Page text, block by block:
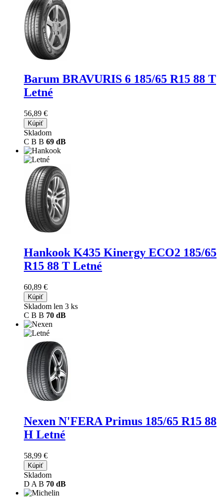
Barum BRAVURIS 6 185/65 R15 88 T
Letné
56,89 €
Kúpiť
Skladom
C B B 69 dB
Hankook K435 Kinergy ECO2 185/65
R15 88 T Letné
60,89 €
Kúpiť
Skladom len 3 ks
C B B 70 dB
Nexen N'FERA Primus 185/65 R15 88
H Letné
58,99 €
Kúpiť
Skladom
D A B 70 dB